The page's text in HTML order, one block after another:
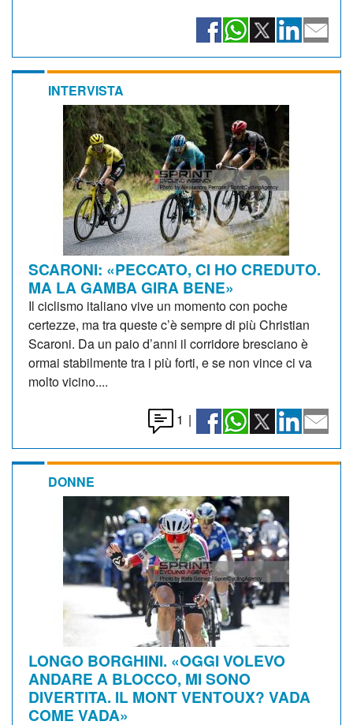
INTERVISTA
SCARONI: «PECCATO, CI HO CREDUTO.
MA LA GAMBA GIRA BENE»
Il ciclismo italiano vive un momento con poche
certezze, ma tra queste c’è sempre di più Christian
Scaroni. Da un paio d’anni il corridore bresciano è
ormai stabilmente tra i più forti, e se non vince ci va
molto vicino....
1 |
DONNE
LONGO BORGHINI. «OGGI VOLEVO
ANDARE A BLOCCO, MI SONO
DIVERTITA. IL MONT VENTOUX? VADA
COME VADA»